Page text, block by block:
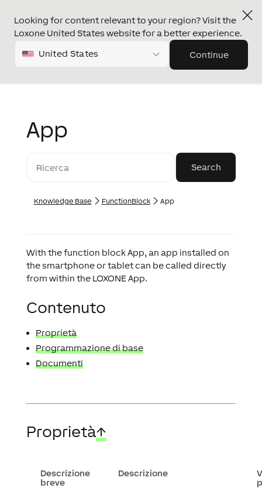
Looking for content relevant to your region? Visit the
Loxone United States website for a better experience.
United States Continue
App
Knowledge Base FunctionBlock App
With the function block App, an app installed on
the smartphone or tablet can be called directly
from within the LOXONE App.
Contenuto
Proprietà
Programmazione di base
Documenti
Proprietà↑
Descrizione
breve
Descrizione